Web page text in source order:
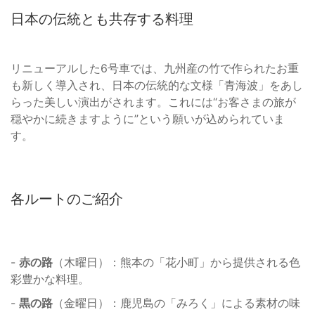
日本の伝統とも共存する料理
リニューアルした6号車では、九州産の竹で作られたお重
も新しく導入され、日本の伝統的な文様「青海波」をあし
らった美しい演出がされます。これには“お客さまの旅が
穏やかに続きますように”という願いが込められていま
す。
各ルートのご紹介
- 赤の路 （木曜日）：熊本の「花小町」から提供される色
彩豊かな料理。
- 黒の路 （金曜日）：鹿児島の「みろく」による素材の味